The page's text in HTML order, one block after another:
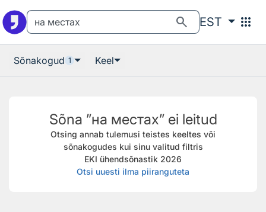
search EST apps
Sõnakogud 1 Keel
Sõna ”на местах” ei leitud
Otsing annab tulemusi teistes keeltes või
sõnakogudes kui sinu valitud filtris
EKI ühendsõnastik 2026
Otsi uuesti ilma piiranguteta